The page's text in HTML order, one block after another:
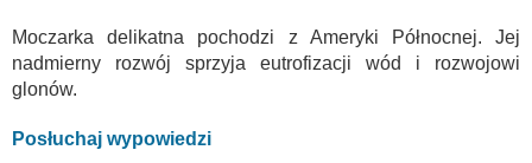
Moczarka delikatna pochodzi z Ameryki Północnej. Jej
nadmierny rozwój sprzyja eutrofizacji wód i rozwojowi
glonów.
Posłuchaj wypowiedzi